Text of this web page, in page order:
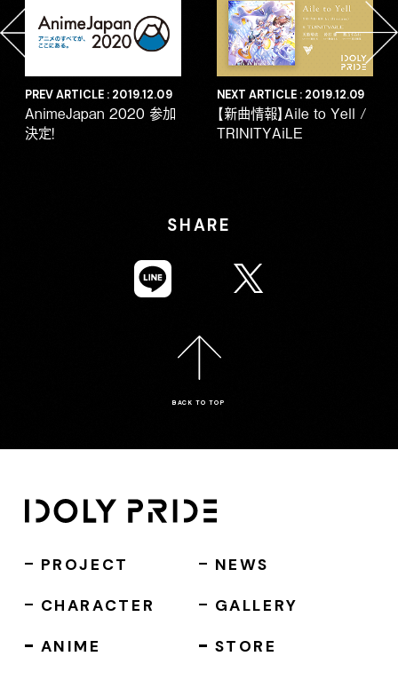
PREV ARTICLE : 2019.12.09
AnimeJapan 2020 参加
決定！
NEXT ARTICLE : 2019.12.09
【新曲情報】Aile to Yell /
TRINITYAiLE
SHARE
BACK TO TOP
PROJECT
CHARACTER
ANIME
NEWS
GALLERY
STORE